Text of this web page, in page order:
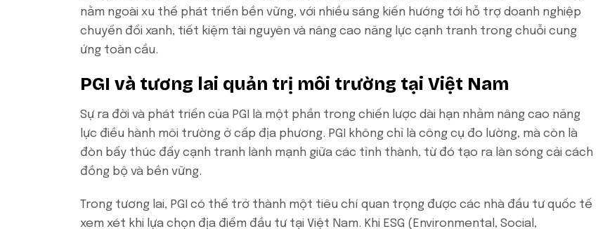
nằm ngoài xu thế phát triển bền vững, với nhiều sáng kiến hướng tới hỗ trợ doanh nghiệp
chuyển đổi xanh, tiết kiệm tài nguyên và nâng cao năng lực cạnh tranh trong chuỗi cung
ứng toàn cầu.
PGI và tương lai quản trị môi trường tại Việt Nam
Sự ra đời và phát triển của PGI là một phần trong chiến lược dài hạn nhằm nâng cao năng
lực điều hành môi trường ở cấp địa phương. PGI không chỉ là công cụ đo lường, mà còn là
đòn bẩy thúc đẩy cạnh tranh lành mạnh giữa các tỉnh thành, từ đó tạo ra làn sóng cải cách
đồng bộ và bền vững.
Trong tương lai, PGI có thể trở thành một tiêu chí quan trọng được các nhà đầu tư quốc tế
xem xét khi lựa chọn địa điểm đầu tư tại Việt Nam. Khi ESG (Environmental, Social,